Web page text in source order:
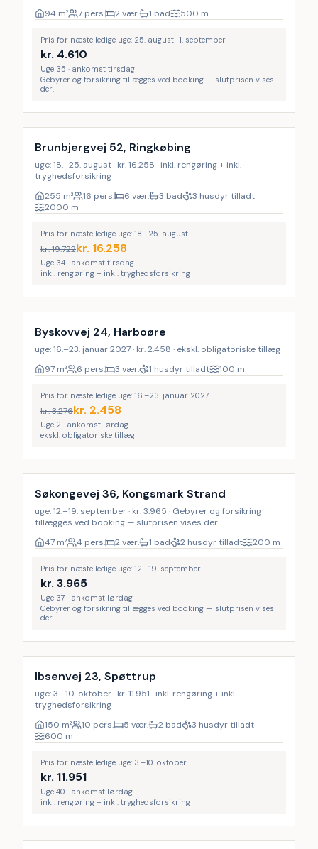
94 m² 7 pers. 2 vær. 1 bad 500 m
Pris for næste ledige uge: 25. august–1. september
kr. 4.610
Uge 35 · ankomst tirsdag
Gebyrer og forsikring tillægges ved booking — slutprisen vises
der.
LAST MINUTE
Inkl. rengøring
Brunbjergvej 52, Ringkøbing
uge: 18.–25. august · kr. 16.258 · inkl. rengøring + inkl.
tryghedsforsikring
255 m² 16 pers. 6 vær. 3 bad
3 husdyr tilladt
2000 m
Pris for næste ledige uge: 18.–25. august
kr.19.722kr. 16.258
Uge 34 · ankomst tirsdag
inkl. rengøring + inkl. tryghedsforsikring
Byskovvej 24, Harboøre
uge: 16.–23. januar 2027 · kr. 2.458 · ekskl. obligatoriske tillæg
97 m² 6 pers. 3 vær. 1 husdyr tilladt 100 m
Pris for næste ledige uge: 16.–23. januar 2027
kr.3.276kr. 2.458
Uge 2 · ankomst lørdag
ekskl. obligatoriske tillæg
Søkongevej 36, Kongsmark Strand
uge: 12.–19. september · kr. 3.965 · Gebyrer og forsikring
tillægges ved booking — slutprisen vises der.
47 m² 4 pers. 2 vær. 1 bad 2 husdyr tilladt 200 m
Pris for næste ledige uge: 12.–19. september
kr. 3.965
Uge 37 · ankomst lørdag
Gebyrer og forsikring tillægges ved booking — slutprisen vises
der.
Inkl. rengøring
Ibsenvej 23, Spøttrup
uge: 3.–10. oktober · kr. 11.951 · inkl. rengøring + inkl.
tryghedsforsikring
150 m² 10 pers. 5 vær. 2 bad
3 husdyr tilladt
600 m
Pris for næste ledige uge: 3.–10. oktober
kr. 11.951
Uge 40 · ankomst lørdag
inkl. rengøring + inkl. tryghedsforsikring
Inkl. rengøring